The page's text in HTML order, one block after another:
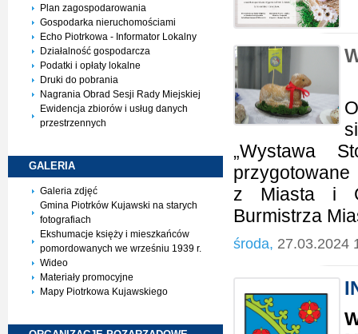
Plan zagospodarowania
Gospodarka nieruchomościami
Echo Piotrkowa - Informator Lokalny
Działalność gospodarcza
Podatki i opłaty lokalne
Druki do pobrania
Nagrania Obrad Sesji Rady Miejskiej
Ewidencja zbiorów i usług danych
przestrzennych
GALERIA
Galeria zdjęć
Gmina Piotrków Kujawski na starych
fotografiach
Ekshumacje księży i mieszkańców
pomordowanych we wrześniu 1939 r.
Wideo
Materiały promocyjne
Mapy Piotrkowa Kujawskiego
„Wystawa
przygotowane
z Miasta i
Burmistrza
środa, 27.03.2024